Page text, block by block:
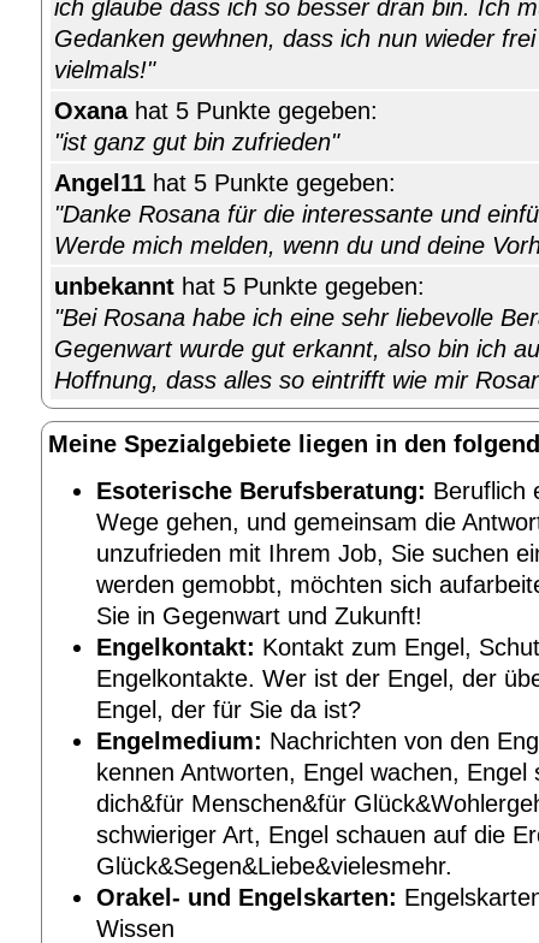
ich glaube dass ich so besser dran bin. Ich
Gedanken gewhnen, dass ich nun wieder
vielmals!"
Oxanahat 5 Punkte gegeben:
"ist ganz gut bin zufrieden"
Angel11 hat 5 Punkte gegeben:
"Danke Rosana für die interessante und
Werde mich melden, wenn du und deine
unbekannt hat 5 Punkte gegeben:
"Bei Rosana habe ich eine sehr liebevolle
Gegenwart wurde gut erkannt, also bin ich
Hoffnung, dass alles so eintrifft wie mir
Meine Spezialgebiete liegen in den
Esoterische Berufsberatung: Beruflich
Wege gehen, und gemeinsam die
unzufrieden mit Ihrem Job, Sie suchen
werden gemobbt, möchten sich
Sie in Gegenwart und Zukunft!
Engelkontakt: Kontakt zum Engel,
Engelkontakte. Wer ist der Engel, der
Engel, der für Sie da ist?
Engelmedium: Nachrichten von den
kennen Antworten, Engel wachen,
dich&für Menschen&für
schwieriger Art, Engel schauen auf die
Glück&Segen&Liebe&vielesmehr.
Orakel- und Engelskarten:
Wissen